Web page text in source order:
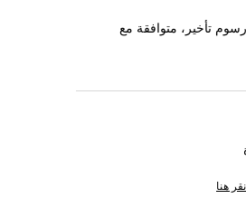
بدون رسوم تأخير، متوافقة مع
أنقر هنا